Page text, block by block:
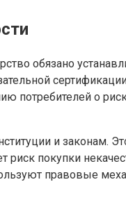
обязано
потребителей о
и законам.
риск покупки
правовые